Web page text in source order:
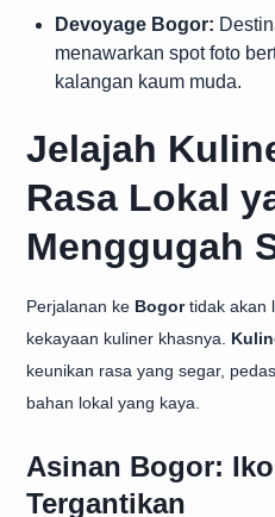
Devoyage Bogor:
menawarkan spot foto
kalangan kaum muda.
Jelajah
Rasa Lokal
Menggugah
Perjalanan ke Bogortidak akan
kekayaan kuliner khasnya.
keunikan rasa yang segar,
bahan lokal yang kaya.
Asinan Bogor:
Tergantikan